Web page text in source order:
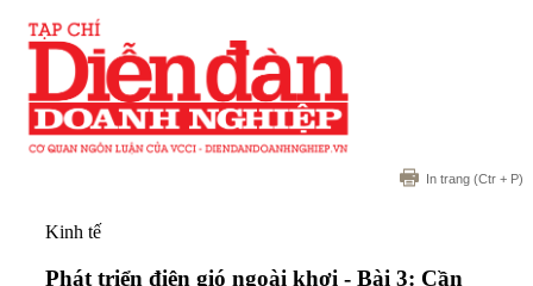
In trang (Ctr + P)
Kinh tế
Phát triển điện gió ngoài khơi - Bài 3: Cần